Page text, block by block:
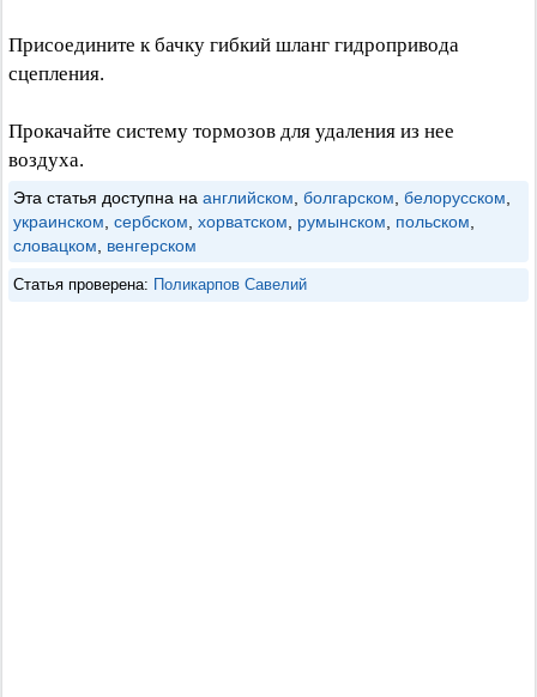
Присоедините к бачку гибкий шланг гидропривода
сцепления.
Прокачайте систему тормозов для удаления из нее
воздуха.
Эта статья доступна на английском болгарском белорусском
украинском сербском хорватском румынском польском
словацком
венгерском
Статья проверена: Поликарпов Савелий